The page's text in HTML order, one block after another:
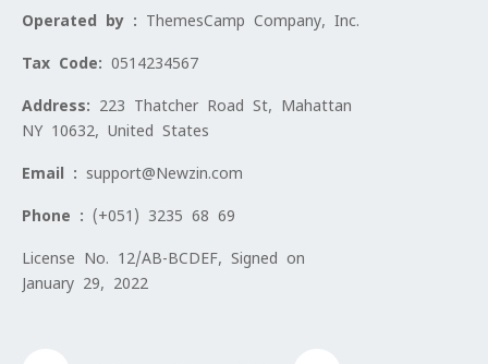
Operated by : ThemesCamp Company, Inc.
Tax Code: 0514234567
Address: 223 Thatcher Road St, Mahattan
NY 10632, United States
Email : support@Newzin.com
Phone : (+051) 3235 68 69
License No. 12/AB-BCDEF, Signed on
January 29, 2022